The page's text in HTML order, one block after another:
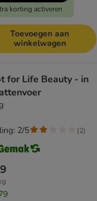
korting activeren
Toevoegen aan
winkelwagen
for Life Beauty - in
2/5 (2)